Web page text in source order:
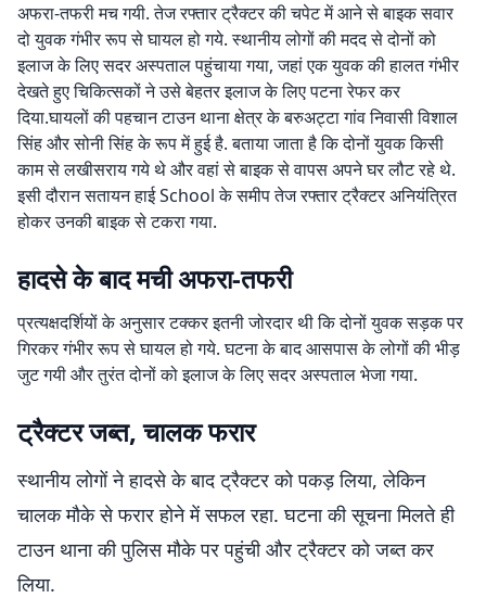
अफरा-तफरी मच गयी. तेज रफ्तार ट्रैक्टर की चपेट में आने से बाइक सवार
दो युवक गंभीर रूप से घायल हो गये. स्थानीय लोगों की मदद से दोनों को
इलाज के लिए सदर अस्पताल पहुंचाया गया, जहां एक युवक की हालत गंभीर
देखते हुए चिकित्सकों ने उसे बेहतर इलाज के लिए पटना रेफर कर
दिया.घायलों की पहचान टाउन थाना क्षेत्र के बरुअट्टा गांव निवासी विशाल
सिंह और सोनी सिंह के रूप में हुई है. बताया जाता है कि दोनों युवक किसी
काम से लखीसराय गये थे और वहां से बाइक से वापस अपने घर लौट रहे थे.
इसी दौरान सतायन हाई School के समीप तेज रफ्तार ट्रैक्टर अनियंत्रित
होकर उनकी बाइक से टकरा गया.
हादसे के बाद मची अफरा-तफरी
प्रत्यक्षदर्शियों के अनुसार टक्कर इतनी जोरदार थी कि दोनों युवक सड़क पर
गिरकर गंभीर रूप से घायल हो गये. घटना के बाद आसपास के लोगों की भीड़
जुट गयी और तुरंत दोनों को इलाज के लिए सदर अस्पताल भेजा गया.
ट्रैक्टर जब्त, चालक फरार
स्थानीय लोगों ने हादसे के बाद ट्रैक्टर को पकड़ लिया, लेकिन
चालक मौके से फरार होने में सफल रहा. घटना की सूचना मिलते ही
टाउन थाना की पुलिस मौके पर पहुंची और ट्रैक्टर को जब्त कर
लिया.